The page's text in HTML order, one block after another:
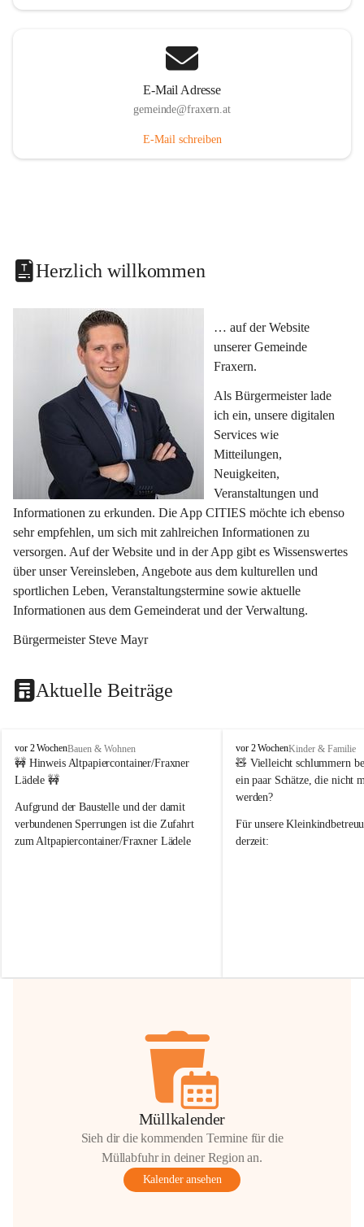
E-Mail Adresse
gemeinde@fraxern.at
E-Mail schreiben
Herzlich willkommen
… auf der Website
unserer Gemeinde
Fraxern.
Als Bürgermeister lade
ich ein, unsere digitalen
Services wie
Mitteilungen,
Neuigkeiten,
Veranstaltungen und
Informationen zu erkunden. Die App CITIES möchte ich ebenso
sehr empfehlen, um sich mit zahlreichen Informationen zu
versorgen. Auf der Website und in der App gibt es Wissenswertes
über unser Vereinsleben, Angebote aus dem kulturellen und
sportlichen Leben, Veranstaltungstermine sowie aktuelle
Informationen aus dem Gemeinderat und der Verwaltung.
Bürgermeister Steve Mayr
Aktuelle Beiträge
F
r
a
e
r
n
vor 2 WochenBauen & Wohnen
🚧 Hinweis Altpapiercontainer/Fraxner
Lädele 🚧
Aufgrund der Baustelle und der damit
verbundenen Sperrungen ist die Zufahrt
zum Altpapiercontainer/Fraxner Lädele
Hilfsbereitschaft!
F
r
a
x
r
n
vor 2 WochenKinder & Familie
🧸 Vielleicht schlummern
ein paar Schätze, die nicht
werden?
Für unsere
derzeit:
Müllkalender
Sieh dir die kommenden Termine für die
Müllabfuhr in deiner Region an.
Kalender ansehen